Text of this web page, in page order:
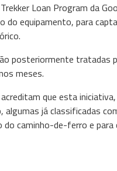
Loan Program da
do equipamento, para
posteriormente tratadas
meses.
acreditam que esta
já classificadas
do caminho-de-ferro e